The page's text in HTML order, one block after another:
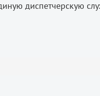
диспетчерскую